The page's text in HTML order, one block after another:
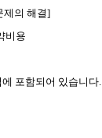
제의 해결]
비용
포함되어 있습니다.